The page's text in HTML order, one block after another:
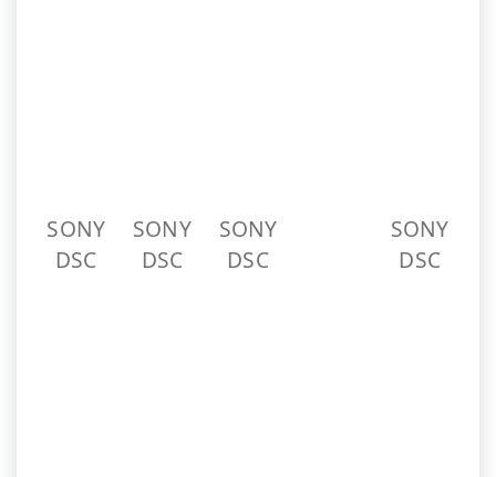
SONY
DSC
SONY
DSC
SONY
DSC
SONY
DSC